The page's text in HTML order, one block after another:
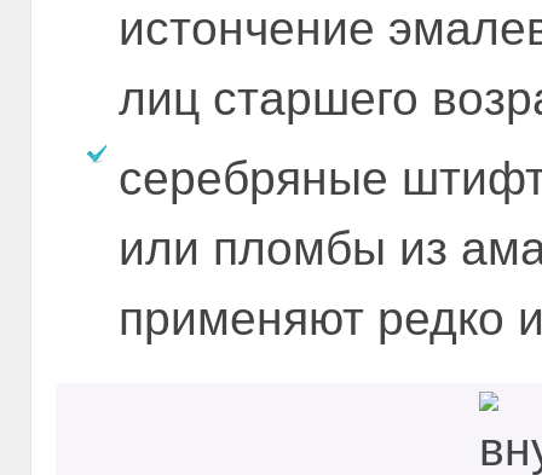
истончение
лиц старшего
серебряные
или пломбы из
применяют редко